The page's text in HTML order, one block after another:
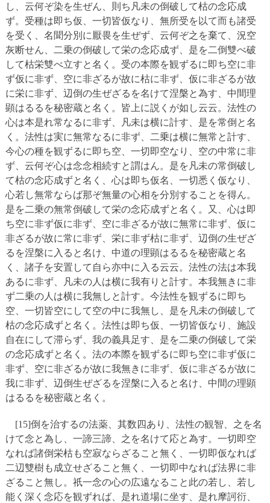
し、云何ぞ染を生ぜん、則ち凡未の倒破して枯の念応成
ず。受種は即ち仮、一切皆仮なり、無所受を以て而も諸受
を受く、名聞分別に厭畏を生ぜず、云何ぞ之を棄て、況空
灰断せん、二乗の倒破して栄の念応成ず、是を二倒雙べ破
して枯栄雙べ立すと名く。受の本際を観ずるに即ち空に非
ず仮に非ず、空に非ざるが故に枯に非ず、仮に非ざるが故
に栄に非ず、辺倒の生ぜざるを名けて涅槃と為す、中間理
顕はるるを秘密蔵と名く。皆上に説くが如し云云。法性の
心は本是れ常なるに非ず、凡未は横に計す、是を常倒と名
く。法性は実に無常なるに非ず、二乗は横に無常と計す、
今心の種を観ずるに即ち空、一切即空なり、空の中常に非
ず、云何ぞ心は念念相続すと謂はん。是を凡未の常倒破し
て枯の念応成ずと名く、心は即ち仮名、一切悉く仮なり、
心若し無常ならば那ぞ無量の心相を分別することを得ん。
是を二乗の無常倒破して栄の念応成ずと名く。又、心は即
ち空に非ず仮に非ず、空に非ざるが故に無常に非ず、仮に
非ざるが故に常に非ず、栄に非ず枯に非ず、辺倒の生ぜざ
るを涅槃に入ると名け、中道の理顕はるるを秘密蔵と名
く、諸子を安置して自ら亦中に入る云云。法性の法は本我
あるに非ず、凡未の人は横に我有りと計す。本我無きに非
ず二乗の人は横に我無しと計す。今法性を観ずるに即ち
空、一切皆空にして空の中に我無し、是を凡未の倒破して
枯の念応成ずと名く。法性は即ち仮、一切皆仮なり、施設
自在にして滞らず、我の義具足す、是を二乗の倒破して栄
の念応成ずと名く。法の本際を観ずるに即ち空に非ず仮に
非ず、空に非ざるが故に我無きに非ず、仮に非ざるが故に
我に非ず、辺倒生ぜざるを涅槃に入ると名け、中間の理顕
はるるを秘密蔵と名く。
[15]倒を治するの法薬、其数四あり、法性の観智、之を名
けて念と為し、一諦三諦、之を名けて応と為す。一切即空
なれば諸倒栄枯も空寂ならざること無く、一切即仮なれば
二辺雙樹も成立せざること無く、一切即中なれば法界に非
ざること無し。祇一念の心の広遠なること此の若し、若し
能く深く念応を観ずれば、是れ道場に坐す、是れ摩訶衍、